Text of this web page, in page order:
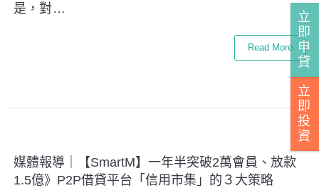
是，對…
Read More
媒體報導｜【SmartM】一年半突破2萬會員、放款
1.5億》P2P借貸平台「信用市集」的３大策略
立
即
申
貸
立
即
投
資